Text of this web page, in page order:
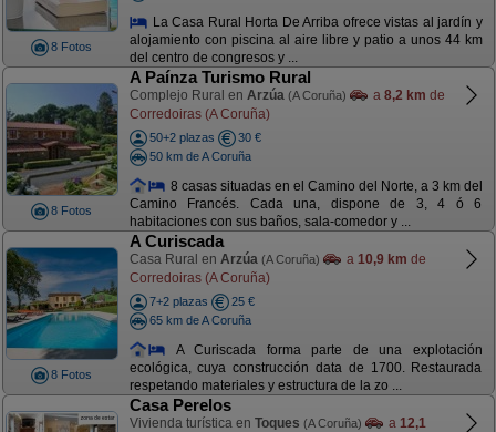
8 Fotos
La Casa Rural Horta De Arriba ofrece vistas al jardín y
alojamiento con piscina al aire libre y patio a unos 44 km
del centro de congresos y ...
8 Fotos
A Paínza Turismo Rural
Complejo Rural en Arzúa (A Coruña) a 8,2 km de
Corredoiras (A Coruña)
50+2 plazas
30 €
50 km de A Coruña
8 casas situadas en el Camino del Norte, a 3 km del
Camino Francés. Cada una, dispone de 3, 4 ó 6
habitaciones con sus baños, sala-comedor y ...
8 Fotos
A Curiscada
Casa Rural en Arzúa (A Coruña) a 10,9 km de
Corredoiras (A Coruña)
7+2 plazas
25 €
65 km de A Coruña
A Curiscada forma parte de una explotación
ecológica, cuya construcción data de 1700. Restaurada
respetando materiales y estructura de la zo ...
Casa Perelos
Vivienda turística en Toques (A Coruña) a 12,1